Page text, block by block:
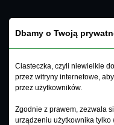
Dbamy o Twoją
Ciasteczka, czyli niewielkie
przez witryny internetowe,
przez użytkowników.
Zgodnie z prawem, zezwala
urządzeniu użytkownika tylko